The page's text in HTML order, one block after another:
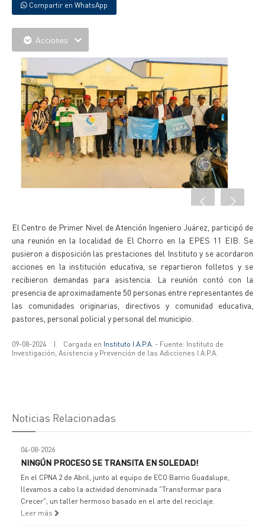
Compartir en WhatsApp
Acciones
El Centro de Primer Nivel de Atención Ingeniero Juárez, participó de
una reunión en la localidad de El Chorro en la EPES 11 EIB. Se
pusieron a disposición las prestaciones del Instituto y se acordaron
acciones en la institución educativa, se repartieron folletos y se
recibieron demandas para asistencia. La reunión contó con la
presencia de aproximadamente 50 personas entre representantes de
las comunidades originarias, directivos y comunidad educativa,
pastores, personal policial y personal del municipio.
09-08-2024 | Cargada en Instituto I.A.P.A. - Fuente: Instituto de
Investigación, Asistencia y Prevención de las Adicciones I.A.P.A.
Noticias Relacionadas
04-08-2026
NINGÚN PROCESO SE TRANSITA EN SOLEDAD!
En el CPNA 2 de Abril, junto al equipo de ECO Barrio Guadalupe,
llevamos a cabo la actividad denominada "Transformar para
Crecer", un taller hermoso basado en el arte del reciclaje.
Leer más